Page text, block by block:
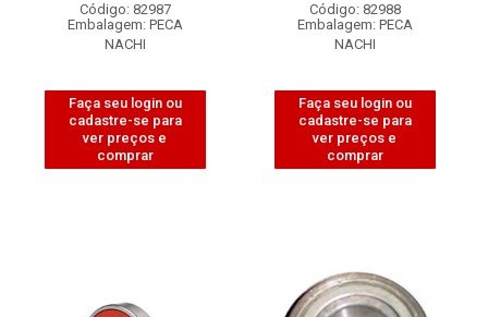
Código: 82987
Embalagem: PECA
NACHI
Faça seu login ou
cadastre-se para
ver preços e
comprar
Código: 82988
Embalagem: PECA
NACHI
Faça seu login ou
cadastre-se para
ver preços e
comprar